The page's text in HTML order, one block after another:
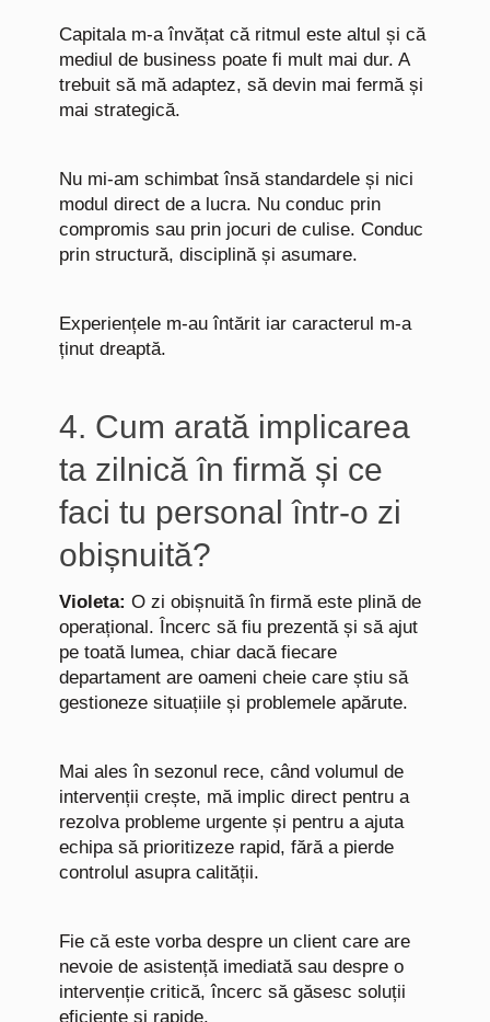
Capitala m-a învățat că ritmul este altul și că
mediul de business poate fi mult mai dur. A
trebuit să mă adaptez, să devin mai fermă și
mai strategică.
Nu mi-am schimbat însă standardele și nici
modul direct de a lucra. Nu conduc prin
compromis sau prin jocuri de culise. Conduc
prin structură, disciplină și asumare.
Experiențele m-au întărit iar caracterul m-a
ținut dreaptă.
4. Cum arată implicarea
ta zilnică în firmă și ce
faci tu personal într-o zi
obișnuită?
Violeta: O zi obișnuită în firmă este plină de
operațional. Încerc să fiu prezentă și să ajut
pe toată lumea, chiar dacă fiecare
departament are oameni cheie care știu să
gestioneze situațiile și problemele apărute.
Mai ales în sezonul rece, când volumul de
intervenții crește, mă implic direct pentru a
rezolva probleme urgente și pentru a ajuta
echipa să prioritizeze rapid, fără a pierde
controlul asupra calității.
Fie că este vorba despre un client care are
nevoie de asistență imediată sau despre o
intervenție critică, încerc să găsesc soluții
eficiente și rapide.